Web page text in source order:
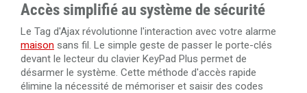
Accès simplifié au système de sécurité
Le Tag d'Ajax révolutionne l'interaction avec votre alarme
maison sans fil. Le simple geste de passer le porte-clés
devant le lecteur du clavier KeyPad Plus permet de
désarmer le système. Cette méthode d'accès rapide
élimine la nécessité de mémoriser et saisir des codes